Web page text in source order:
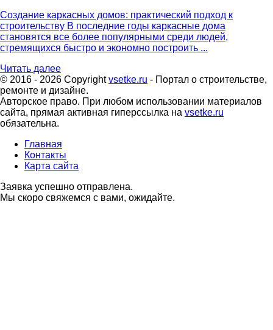
Создание каркасных домов: практический подход к
строительству В последние годы каркасные дома
становятся все более популярными среди людей,
стремящихся быстро и экономно построить ...
Читать далее
© 2016 - 2026 Copyrightvsetke.ru - Портал о строительстве,
ремонте и дизайне.
Авторское право. При любом использовании материалов
сайта, прямая активная гиперссылка на vsetke.ru
обязательна.
Главная
Контакты
Карта сайта
Заявка успешно отправлена.
Мы скоро свяжемся с вами, ожидайте.